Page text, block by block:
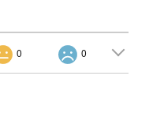
0 0